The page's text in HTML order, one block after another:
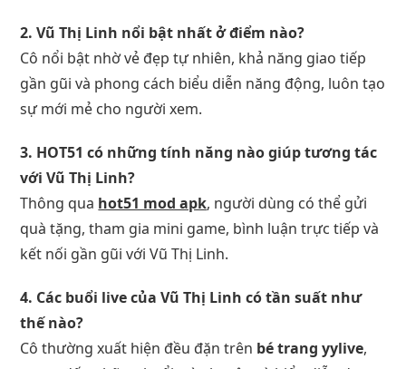
2. Vũ Thị Linh nổi bật nhất ở điểm nào?
Cô nổi bật nhờ vẻ đẹp tự nhiên, khả năng giao tiếp
gần gũi và phong cách biểu diễn năng động, luôn tạo
sự mới mẻ cho người xem.
3. HOT51 có những tính năng nào giúp tương tác
với Vũ Thị Linh?
Thông qua hot51 mod apk, người dùng có thể gửi
quà tặng, tham gia mini game, bình luận trực tiếp và
kết nối gần gũi với Vũ Thị Linh.
4. Các buổi live của Vũ Thị Linh có tần suất như
thế nào?
Cô thường xuất hiện đều đặn trên bé trang yylive,